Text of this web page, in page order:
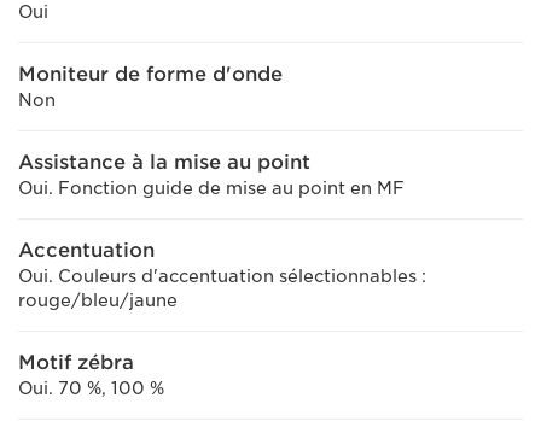
Oui
Moniteur de forme d'onde
Non
Assistance à la mise au point
Oui. Fonction guide de mise au point en MF
Accentuation
Oui. Couleurs d'accentuation sélectionnables :
rouge/bleu/jaune
Motif zébra
Oui. 70 %, 100 %